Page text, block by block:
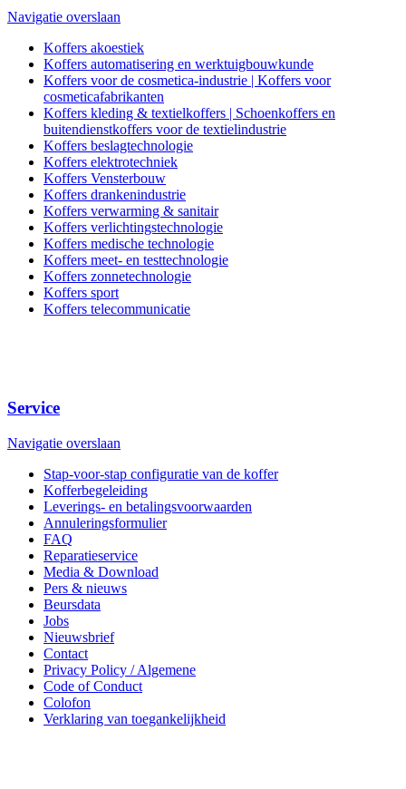
Navigatie overslaan
Koffers akoestiek
Koffers automatisering en werktuigbouwkunde
Koffers voor de cosmetica-industrie | Koffers voor
cosmeticafabrikanten
Koffers kleding & textielkoffers | Schoenkoffers en
buitendienstkoffers voor de textielindustrie
Koffers beslagtechnologie
Koffers elektrotechniek
Koffers Vensterbouw
Koffers drankenindustrie
Koffers verwarming & sanitair
Koffers verlichtingstechnologie
Koffers medische technologie
Koffers meet- en testtechnologie
Koffers zonnetechnologie
Koffers sport
Koffers telecommunicatie
Service
Navigatie overslaan
Stap-voor-stap configuratie van de koffer
Kofferbegeleiding
Leverings- en betalingsvoorwaarden
Annuleringsformulier
FAQ
Reparatieservice
Media & Download
Pers & nieuws
Beursdata
Jobs
Nieuwsbrief
Contact
Privacy Policy / Algemene
Code of Conduct
Colofon
Verklaring van toegankelijkheid